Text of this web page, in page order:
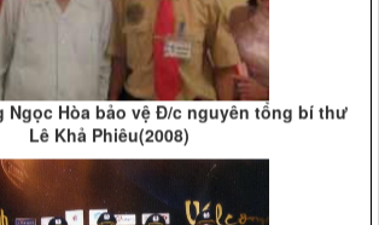
Ngọc Hòa bảo vệ Đ/c nguyên tổng bí thư
Lê Khả Phiêu(2008)